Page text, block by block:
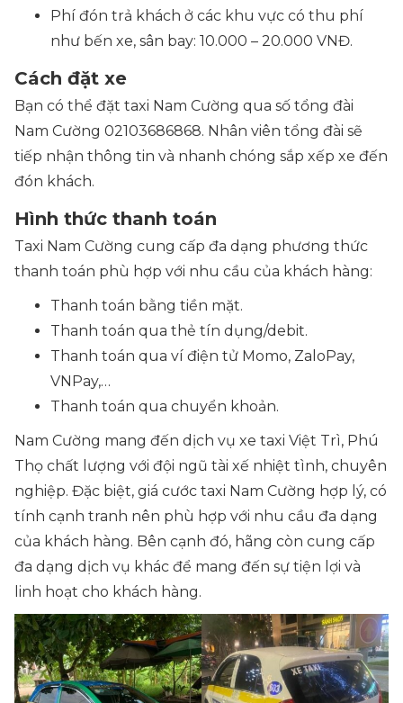
Phí đón trả khách ở các khu vực có thu phí
như bến xe, sân bay: 10.000 – 20.000 VNĐ.
Cách đặt xe
Bạn có thể đặt taxi Nam Cường qua số tổng đài
Nam Cường 02103686868. Nhân viên tổng đài sẽ
tiếp nhận thông tin và nhanh chóng sắp xếp xe đến
đón khách.
Hình thức thanh toán
Taxi Nam Cường cung cấp đa dạng phương thức
thanh toán phù hợp với nhu cầu của khách hàng:
Thanh toán bằng tiền mặt.
Thanh toán qua thẻ tín dụng/debit.
Thanh toán qua ví điện tử Momo, ZaloPay,
VNPay,…
Thanh toán qua chuyển khoản.
Nam Cường mang đến dịch vụ xe taxi Việt Trì, Phú
Thọ chất lượng với đội ngũ tài xế nhiệt tình, chuyên
nghiệp. Đặc biệt, giá cước taxi Nam Cường hợp lý, có
tính cạnh tranh nên phù hợp với nhu cầu đa dạng
của khách hàng. Bên cạnh đó, hãng còn cung cấp
đa dạng dịch vụ khác để mang đến sự tiện lợi và
linh hoạt cho khách hàng.